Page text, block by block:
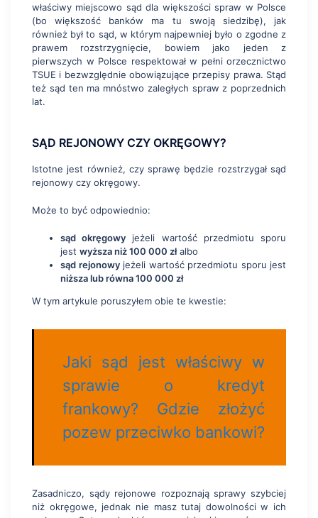
właściwy miejscowo sąd dla większości spraw w Polsce
(bo większość banków ma tu swoją siedzibę), jak
również był to sąd, w którym najpewniej było o zgodne z
prawem rozstrzygnięcie, bowiem jako jeden z
pierwszych w Polsce respektował w pełni orzecznictwo
TSUE i bezwzględnie obowiązujące przepisy prawa. Stąd
też sąd ten ma mnóstwo zaległych spraw z poprzednich
lat.
SĄD REJONOWY CZY OKRĘGOWY?
Istotne jest również, czy sprawę będzie rozstrzygał sąd
rejonowy czy okręgowy.
Może to być odpowiednio:
sąd okręgowy jeżeli wartość przedmiotu sporu
jest wyższa niż 100 000 złalbo
sąd rejonowyjeżeli wartość przedmiotu sporu jest
niższa lub równa 100 000 zł
W tym artykule poruszyłem obie te kwestie:
Jaki sąd jest właściwy w
sprawie o kredyt
frankowy? Gdzie złożyć
pozew przeciwko bankowi?
Zasadniczo, sądy rejonowe rozpoznają sprawy szybciej
niż okręgowe, jednak nie masz tutaj dowolności w ich